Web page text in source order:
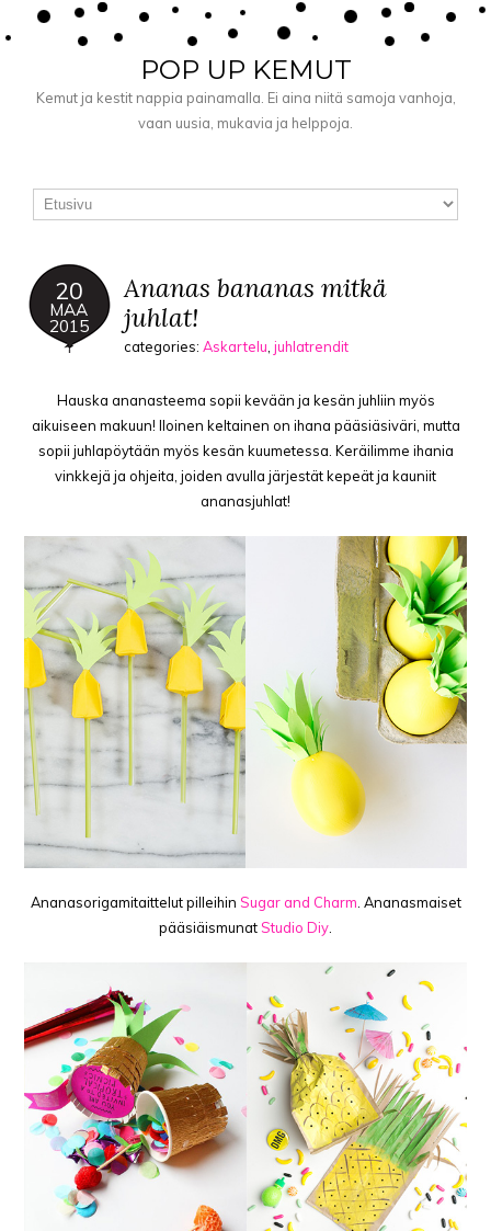
POP UP KEMUT
Kemut ja kestit nappia painamalla. Ei aina niitä samoja vanhoja,
vaan uusia, mukavia ja helppoja.
20
MAA
2015
Ananas bananas mitkä
juhlat!
categories:Askartelu ,juhlatrendit
Hauska ananasteema sopii kevään ja kesän juhliin myös
aikuiseen makuun! Iloinen keltainen on ihana pääsiäsiväri, mutta
sopii juhlapöytään myös kesän kuumetessa. Keräilimme ihania
vinkkejä ja ohjeita, joiden avulla järjestät kepeät ja kauniit
ananasjuhlat!
Ananasorigamitaittelut pilleihin Sugar and Charm . Ananasmaiset
pääsiäismunatStudio Diy